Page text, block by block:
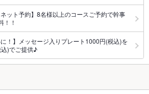
ネット予約】8名様以上のコースご予約で幹事
！！
に！】メッセージ入りプレート1000円(税込)を
)でご提供♪